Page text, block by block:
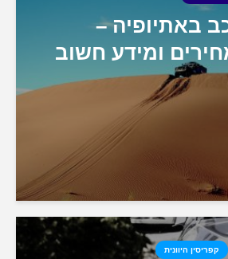
באתיופיה –
ומידע חשוב
קפריסין היוונית